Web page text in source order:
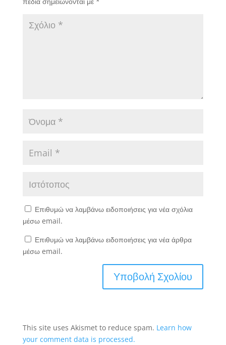
Επιθυμώ να λαμβάνω ειδοποιήσεις για νέα σχόλια
μέσω email.
Επιθυμώ να λαμβάνω ειδοποιήσεις για νέα άρθρα
μέσω email.
This site uses Akismet to reduce spam. Learn how
your comment data is processed.